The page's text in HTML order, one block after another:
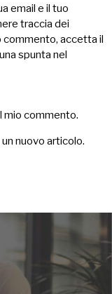
email e il tuo
traccia dei
accetta il
spunta nel
mio commento.
nuovo articolo.